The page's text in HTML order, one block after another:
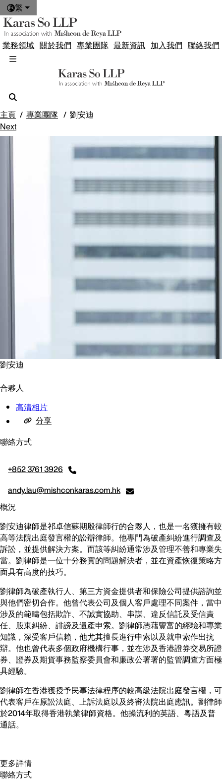
繁
業務領域 關於我們 專業團隊 最新資訊 加入我們 聯絡我們
主頁 專業團隊 劉安迪
Next
劉安迪
合夥人
高清相片
分享
聯絡方式
+852 3761 3926
andy.lau@mishconkaras.com.hk
概況
劉安迪律師是祁卓信蘇期殷律師行的合夥人，也是一名獲擁有較
高等法院出庭發言權的訟辯律師。他專門為破產糾紛進行調查及
訴訟，並提供解決方案。而該等糾紛通常涉及管理不善和專業失
當。劉律師是一位十分務實的問題解決者，並在資產恢復策略方
面具有高度的技巧。
劉律師為破產執行人、第三方資金提供者和保險公司提供諮詢並
與他們密切合作。他曾代表公司及個人客戶處理不同案件，當中
涉及的範疇包括欺詐、不誠實協助、串謀、違反信託及受信責
任、股東糾紛、誹謗及遺產申索。劉律師憑藉豐富的經驗和專業
知識，深受客戶信賴，他尤其擅長進行申索以及就申索作出抗
辯。他也曾代表多個政府機構行事，並在涉及香港證券交易所證
券、證券及期貨事務監察委員會和廉政公署署的監管調查方面極
具經驗。
劉律師在香港獲授予民事法律程序的較高級法院出庭發言權，可
代表客戶在原訟法庭、上訴法庭以及終審法院出庭應訊。劉律師
於2014年取得香港執業律師資格。他操流利的英語、粵語及普
通話。
更多詳情
聯絡方式